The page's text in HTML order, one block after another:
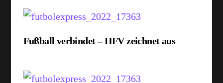
Fußball verbindet – HFV zeichnet aus